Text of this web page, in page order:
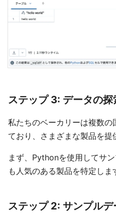
ステップ 3: データの
私たちのベーカリーは複数
ており、さまざまな製品を提
まず、Pythonを使用してサ
も人気のある製品を特定しま
ステップ 2: サンプル